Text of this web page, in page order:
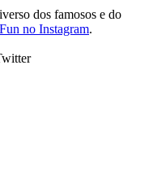
dos famosos e do
no Instagram.